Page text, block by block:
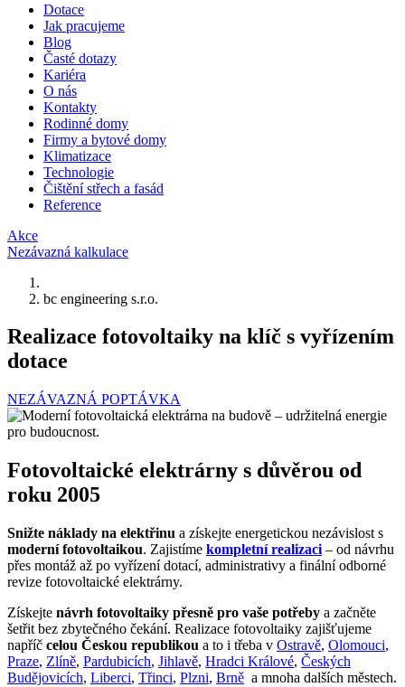
Dotace
Jak pracujeme
Blog
Časté dotazy
Kariéra
O nás
Kontakty
Rodinné domy
Firmy a bytové domy
Klimatizace
Technologie
Čištění střech a fasád
Reference
Akce
Nezávazná kalkulace
bc engineering s.r.o.
Realizace fotovoltaiky na klíč s vyřízením
dotace
NEZÁVAZNÁ POPTÁVKA
Fotovoltaické elektrárny s důvěrou od
roku 2005
Snižte náklady na elektřinu a získejte energetickou nezávislost s
moderní fotovoltaikou. Zajistíme kompletní realizaci – od návrhu
přes montáž až po vyřízení dotací, administrativy a finální odborné
revize fotovoltaické elektrárny.
Získejte návrh fotovoltaiky přesně pro vaše potřeby a začněte
šetřit bez zbytečného čekání. Realizace fotovoltaiky zajišťujeme
napříč celou Českou republikou a to i třeba v Ostravě, Olomouci,
Praze, Zlíně, Pardubicích, Jihlavě, Hradci Králové, Českých
Budějovicích, Liberci, Třinci, Plzni, Brně a mnoha dalších městech.